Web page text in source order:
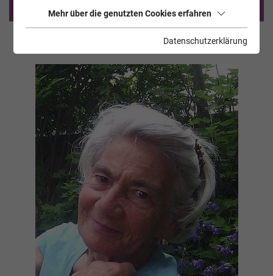
Mehr über die genutzten Cookies erfahren
Datenschutzerklärung